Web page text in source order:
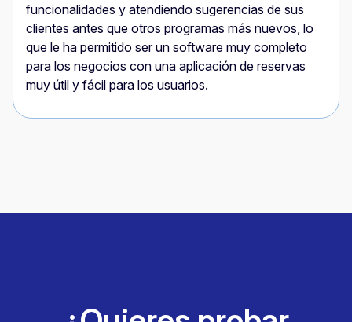
funcionalidades y atendiendo sugerencias de sus
clientes antes que otros programas más nuevos, lo
que le ha permitido ser un software muy completo
para los negocios con una aplicación de reservas
muy útil y fácil para los usuarios.